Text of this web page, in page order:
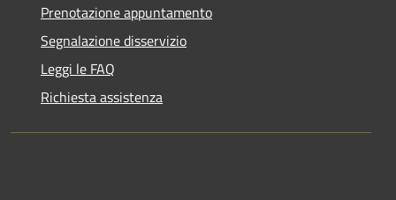
Prenotazione appuntamento
Segnalazione disservizio
Leggi le FAQ
Richiesta assistenza